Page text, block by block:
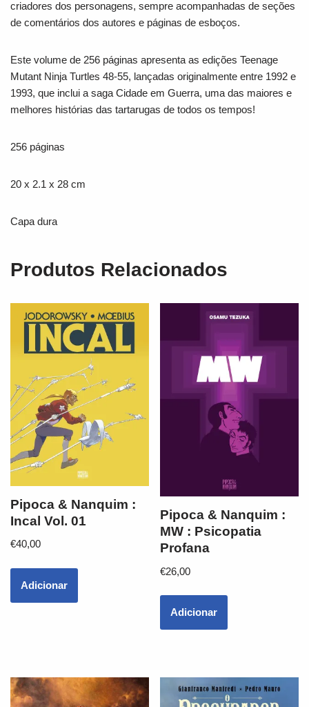
criadores dos personagens, sempre acompanhadas de seções
de comentários dos autores e páginas de esboços.
Este volume de 256 páginas apresenta as edições Teenage
Mutant Ninja Turtles 48-55, lançadas originalmente entre 1992 e
1993, que inclui a saga Cidade em Guerra, uma das maiores e
melhores histórias das tartarugas de todos os tempos!
256 páginas
20 x 2.1 x 28 cm
Capa dura
Produtos Relacionados
Pipoca & Nanquim :
Incal Vol. 01
€40,00
Adicionar
Pipoca & Nanquim :
MW : Psicopatia
Profana
€26,00
Adicionar